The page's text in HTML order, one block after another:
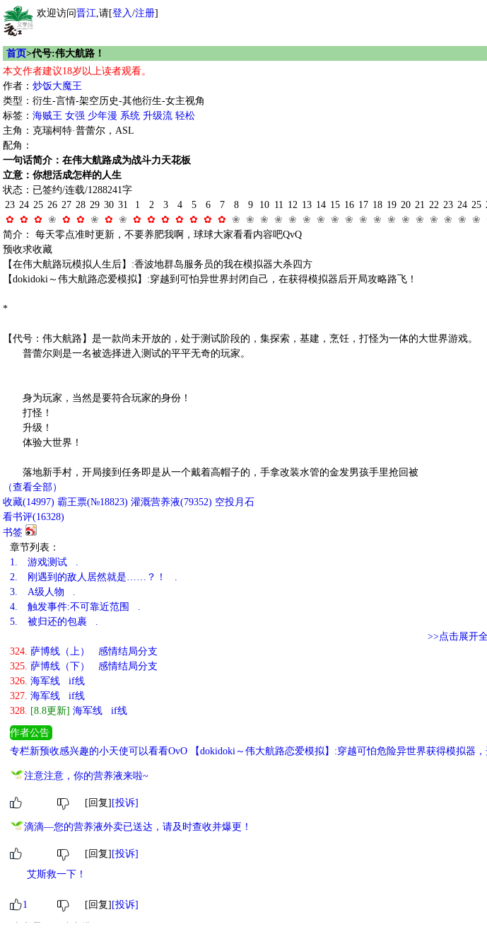
欢迎访问晋江,请[登入/注册]
首页>代号:伟大航路！
本文作者建议18岁以上读者观看。
作者： 炒饭大魔王
类型：衍生-言情-架空历史-其他衍生-女主视角
标签： 海贼王 女强 少年漫 系统 升级流 轻松
主角：克瑞柯特·普蕾尔，ASL
配角：
一句话简介：在伟大航路成为战斗力天花板
立意：你想活成怎样的人生
状态：已签约/连载/1288241字
23
✿
24
✿
25
✿
26
❀
27
✿
28
✿
29
❀
30
✿
31
❀
1
✿
2
✿
3
✿
4
✿
5
✿
6
✿
7
✿
8
❀
9
❀
10
❀
11
❀
12
❀
13
❀
14
❀
15
❀
16
❀
17
❀
18
❀
19
❀
20
❀
21
❀
22
❀
23
❀
24
❀
25
❀
简介： 每天零点准时更新，不要养肥我啊，球球大家看看内容吧QvQ
预收求收藏
【在伟大航路玩模拟人生后】:香波地群岛服务员的我在模拟器大杀四方
【dokidoki～伟大航路恋爱模拟】:穿越到可怕异世界封闭自己，在获得模拟器后开局攻略路飞！
*
【代号：伟大航路】是一款尚未开放的，处于测试阶段的，集探索，基建，烹饪，打怪为一体的大世界游戏。
普蕾尔则是一名被选择进入测试的平平无奇的玩家。
身为玩家，当然是要符合玩家的身份！
打怪！
升级！
体验大世界！
落地新手村，开局接到任务即是从一个戴着高帽子的，手拿改装水管的金发男孩手里抢回被
（查看全部）
收藏(14997) 霸王票(№18823) 灌溉营养液(79352) 空投月石
看书评(16328)
书签
章节列表：
1.
游戏测试 .
2.
刚遇到的敌人居然就是……？！ .
3.
A级人物 .
4.
触发事件:不可靠近范围 .
5.
被归还的包裹 .
>>点击展开
324. 萨博线（上） 感情结局分支
325. 萨博线（下） 感情结局分支
326. 海军线 if线
327. 海军线 if线
328. [8.8更新] 海军线 if线
作者公告
专栏新预收感兴趣的小天使可以看看OvO 【dokidoki～伟大航路恋爱模拟】:穿越可怕危险异世界获得模拟
友好文 【重生之我在酒厂当酒保】by养乐多不加冰：小土狗靠土味情话勇闯酒厂，福利番外绝赞更新中 【
注意注意，你的营养液来啦~
[回复] [投诉]
滴滴—您的营养液外卖已送达，请及时查收并爆更！
[回复] [投诉]
艾斯救一下！
1 [回复] [投诉]